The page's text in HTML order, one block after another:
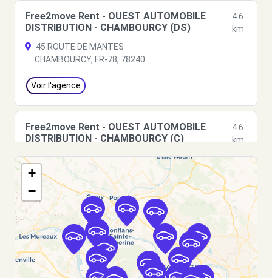
Free2move Rent - OUEST AUTOMOBILE
DISTRIBUTION - CHAMBOURCY (DS)
4.6
km
45 ROUTE DE MANTES
CHAMBOURCY, FR-78, 78240
Voir l'agence
Free2move Rent - OUEST AUTOMOBILE
DISTRIBUTION - CHAMBOURCY (C)
4.6
km
45 ROUTE DE MANTES
CHAMBOURCY, FR-78, 78240
Voir l'agence
Free2Move Rent - SE DES GARAGES VALMY
- SARTROUVILLE (C)
5.1
km
117 AVENUE DE TOBROUCK
+
−